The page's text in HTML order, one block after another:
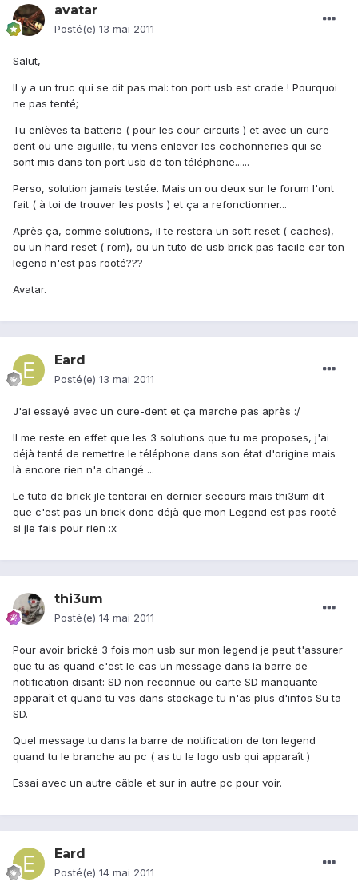
avatar
Posté(e) 13 mai 2011
Salut,
Il y a un truc qui se dit pas mal: ton port usb est crade ! Pourquoi
ne pas tenté;
Tu enlèves ta batterie ( pour les cour circuits ) et avec un cure
dent ou une aiguille, tu viens enlever les cochonneries qui se
sont mis dans ton port usb de ton téléphone......
Perso, solution jamais testée. Mais un ou deux sur le forum l'ont
fait ( à toi de trouver les posts ) et ça a refonctionner...
Après ça, comme solutions, il te restera un soft reset ( caches),
ou un hard reset ( rom), ou un tuto de usb brick pas facile car ton
legend n'est pas rooté???
Avatar.
Eard
Posté(e) 13 mai 2011
J'ai essayé avec un cure-dent et ça marche pas après :/
Il me reste en effet que les 3 solutions que tu me proposes, j'ai
déjà tenté de remettre le téléphone dans son état d'origine mais
là encore rien n'a changé ...
Le tuto de brick jle tenterai en dernier secours mais thi3um dit
que c'est pas un brick donc déjà que mon Legend est pas rooté
si jle fais pour rien :x
thi3um
Posté(e) 14 mai 2011
Pour avoir brické 3 fois mon usb sur mon legend je peut t'assurer
que tu as quand c'est le cas un message dans la barre de
notification disant: SD non reconnue ou carte SD manquante
apparaît et quand tu vas dans stockage tu n'as plus d'infos Su ta
SD.
Quel message tu dans la barre de notification de ton legend
quand tu le branche au pc ( as tu le logo usb qui apparaît )
Essai avec un autre câble et sur in autre pc pour voir.
Eard
Posté(e) 14 mai 2011